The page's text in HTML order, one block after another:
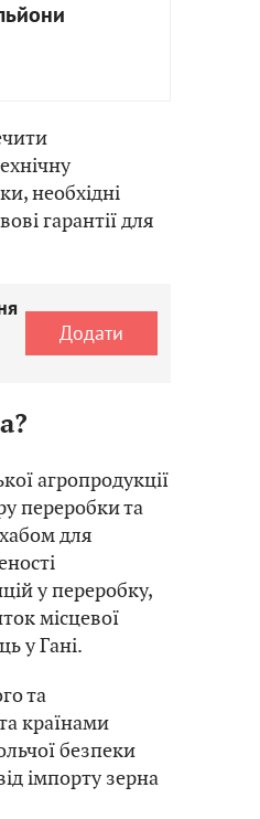
необхідні
гарантії для
Додати
агропродукції
переробки та
для
у переробку,
місцевої
у Гані.
та
країнами
безпеки
імпорту зерна